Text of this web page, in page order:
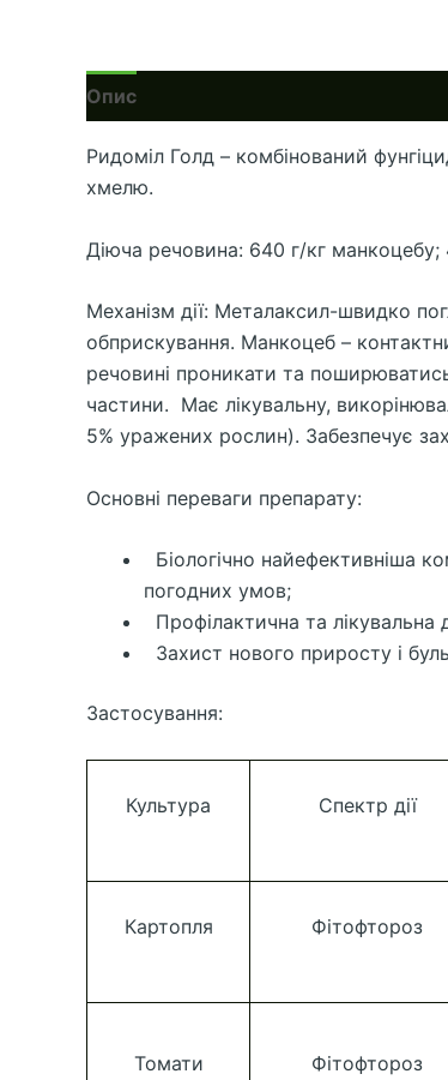
Опис
Ридоміл Голд – комбінований
хмелю.
Діюча речовина: 640 г/кг
Механізм дії: Металаксил-швидко
обприскування. Манкоцеб –
речовині проникати та
частини. Має лікувальну,
5% уражених рослин). Забезпечує
Основні переваги препарату:
Біологічно найефективніша
погодних умов;
Профілактична та лікувальна
Захист нового приросту і
Застосування:
Культура Спектр дії
Картопля Фітофтороз
Томати Фітофтороз